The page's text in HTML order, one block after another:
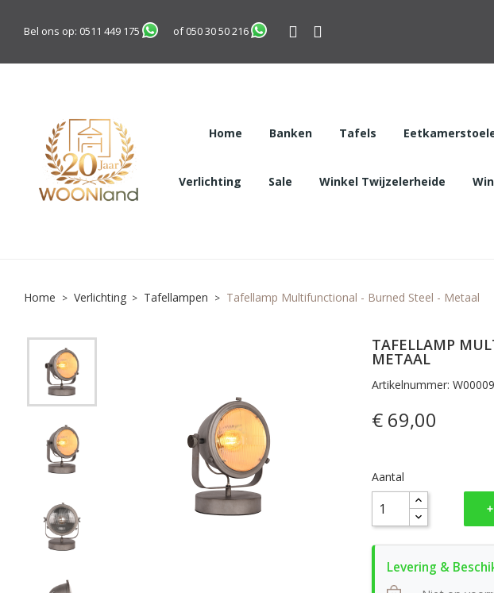
Bel ons op: 0511 449 175 of050 30 50 216
Home Banken Tafels
Verlichting Sale Winkel Twijzelerheide
Home Verlichting Tafellampen Tafellamp Multifunctional - Burned Steel - Metaal
TAFELLAMP
METAAL
Artikelnummer:
€ 69,00
Aantal